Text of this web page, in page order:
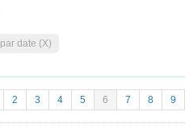
l'Assemblée ... )
date (X)
2 3 4 5 6 7 8 9